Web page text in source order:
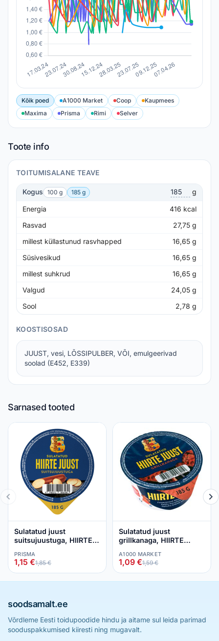
Kõik poed A1000 Market Coop
Kaupmees
Maxima
Prisma Rimi Selver
Toote info
TOITUMISALANE TEAVE
Kogus 100 g 185 g g
Energia 416 kcal
Rasvad
27,75 g
millest küllastunud rasvhapped
16,65 g
Süsivesikud
16,65 g
millest suhkrud
16,65 g
Valgud
24,05 g
Sool
2,78 g
KOOSTISOSAD
JUUST, vesi, LÕSSIPULBER, VÕI, emulgeerivad
soolad (E452, E339)
Sarnased tooted
Sulatatud juust
suitsujuustuga, HIIRTE
PRISMA
1,15 €1,85 €
Sulatatud juust
grillkanaga, HIIRTE
A1000 MARKET
1,09 €1,59 €
soodsamalt.ee
Võrdleme Eesti toidupoodide hindu ja aitame sul leida parimad
sooduspakkumised kiiresti ning mugavalt.